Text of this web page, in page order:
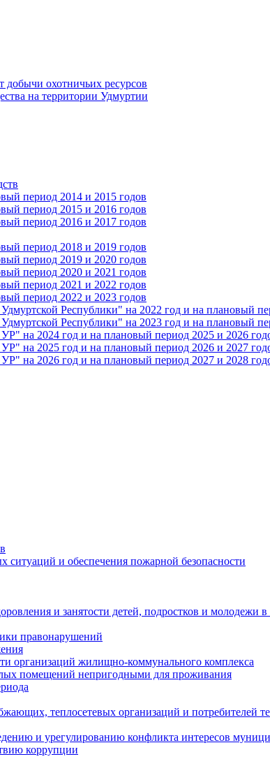
охотничьих ресурсов
на территории Удмуртии
период 2014 и 2015 годов
период 2015 и 2016 годов
период 2016 и 2017 годов
период 2018 и 2019 годов
период 2019 и 2020 годов
период 2020 и 2021 годов
период 2021 и 2022 годов
период 2022 и 2023 годов
Республики" на 2022 год и на плановый
Республики" на 2023 год и на плановый
на 2024 год и на плановый период 2025 и 2026
на 2025 год и на плановый период 2026 и 2027
на 2026 год и на плановый период 2027 и 2028
и обеспечения пожарной безопасности
и занятости детей, подростков и молодежи
правонарушений
организаций жилищно-коммунального комплекса
помещений непригодными для проживания
теплосетевых организаций и потребителей
и урегулированию конфликта интересов
коррупции